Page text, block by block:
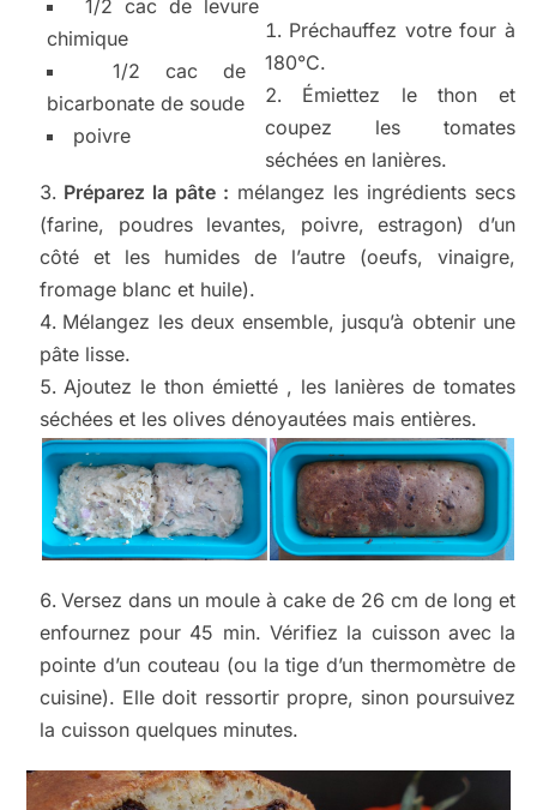
1/2 cac de levure
chimique
1/2 cac de
bicarbonate de soude
poivre
Préchauffez votre four à
180°C.
Émiettez le thon et
coupez les tomates
séchées en lanières.
Préparez la pâte : mélangez les ingrédients secs
(farine, poudres levantes, poivre, estragon) d’un
côté et les humides de l’autre (oeufs, vinaigre,
fromage blanc et huile).
Mélangez les deux ensemble, jusqu’à obtenir une
pâte lisse.
Ajoutez le thon émietté , les lanières de tomates
séchées et les olives dénoyautées mais entières.
Versez dans un moule à cake de 26 cm de long et
enfournez pour 45 min. Vérifiez la cuisson avec la
pointe d’un couteau (ou la tige d’un thermomètre de
cuisine). Elle doit ressortir propre, sinon poursuivez
la cuisson quelques minutes.